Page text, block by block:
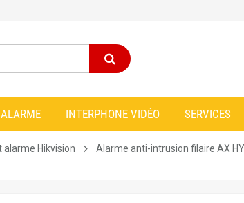
ALARME INTERPHONE VIDÉO SERVICES
alarme Hikvision
Alarme anti-intrusion filaire AX